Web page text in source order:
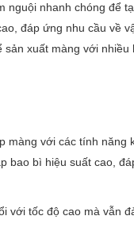
nhanh chóng để
đáp ứng nhu cầu về
xuất màng với
với các tính năng
bao bì hiệu suất cao,
với tốc độ cao mà vẫn